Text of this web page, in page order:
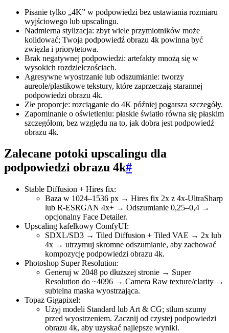
Pisanie tylko „4K” w podpowiedzi bez ustawiania rozmiaru
wyjściowego lub upscalingu.
Nadmierna stylizacja: zbyt wiele przymiotników może
kolidować; Twoja podpowiedź obrazu 4k powinna być
zwięzła i priorytetowa.
Brak negatywnej podpowiedzi: artefakty mnożą się w
wysokich rozdzielczościach.
Agresywne wyostrzanie lub odszumianie: tworzy
aureole/plastikowe tekstury, które zaprzeczają starannej
podpowiedzi obrazu 4k.
Złe proporcje: rozciąganie do 4K później pogarsza szczegóły.
Zapominanie o oświetleniu: płaskie światło równa się płaskim
szczegółom, bez względu na to, jak dobra jest podpowiedź
obrazu 4k.
Zalecane potoki upscalingu dla
podpowiedzi obrazu 4k#
Stable Diffusion + Hires fix:
Baza w 1024–1536 px → Hires fix 2x z 4x-UltraSharp
lub R-ESRGAN 4x+ → Odszumianie 0,25–0,4 →
opcjonalny Face Detailer.
Upscaling kafelkowy ComfyUI:
SDXL/SD3 → Tiled Diffusion + Tiled VAE → 2x lub
4x → utrzymuj skromne odszumianie, aby zachować
kompozycję podpowiedzi obrazu 4k.
Photoshop Super Resolution:
Generuj w 2048 po dłuższej stronie → Super
Resolution do ~4096 → Camera Raw texture/clarity →
subtelna maska wyostrzająca.
Topaz Gigapixel:
Użyj modeli Standard lub Art & CG; stłum szumy
przed wyostrzeniem. Zacznij od czystej podpowiedzi
obrazu 4k, aby uzyskać najlepsze wyniki.